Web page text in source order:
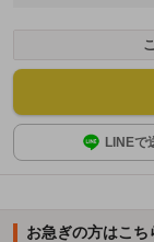
LINEで
お急ぎの方はこち